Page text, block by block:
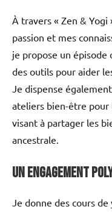
À travers « Zen & Yogi
passion et mes
je propose un épisode
des outils pour aider
Je dispense
ateliers bien-être pour
visant à partager les
ancestrale.
Un Engagement
Je donne des cours